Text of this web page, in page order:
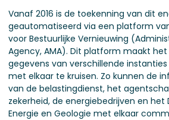
Vanaf 2016 is de toekenning van dit
geautomatiseerd via een platform
voor Bestuurlijke Vernieuwing
Agency, AMA). Dit platform maakt
gegevens van verschillende
met elkaar te kruisen. Zo kunnen de
van de belastingdienst, het
zekerheid, de energiebedrijven en
Energie en Geologie met elkaar